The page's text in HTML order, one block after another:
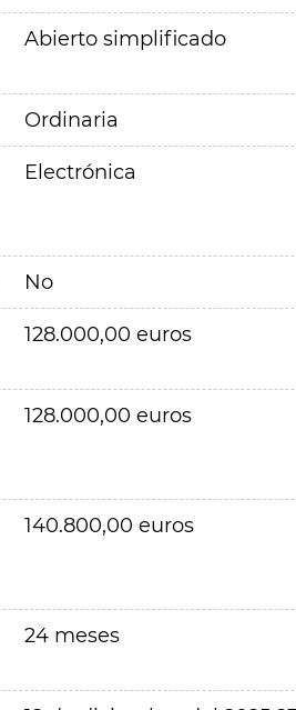
Abierto simplificado
Ordinaria
Electrónica
No
128.000,00 euros
128.000,00 euros
140.800,00 euros
24 meses